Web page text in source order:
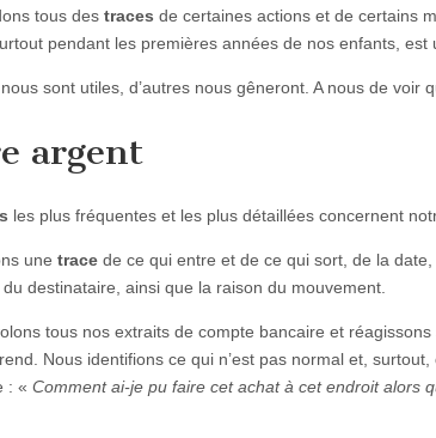
tous des traces de certaines actions et de certains
pendant les premières années de nos enfants, est
sont utiles, d’autres nous gêneront. A nous de voir
argent
les plus fréquentes et les plus détaillées concernent
une trace de ce qui entre et de ce qui sort, de la
destinataire, ainsi que la raison du mouvement.
tous nos extraits de compte bancaire et
Nous identifions ce qui n’est pas normal et, surtout,
: « Comment ai-je pu faire cet achat à cet endroit alors